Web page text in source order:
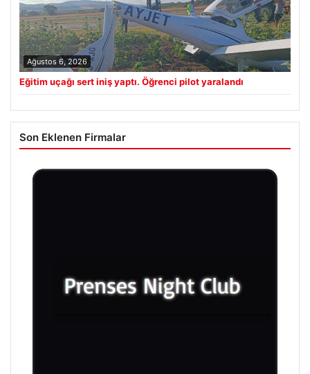
Ağustos 6, 2026
Eğitim uçağı sert iniş yaptı. Öğrenci pilot yaralandı
Son Eklenen Firmalar